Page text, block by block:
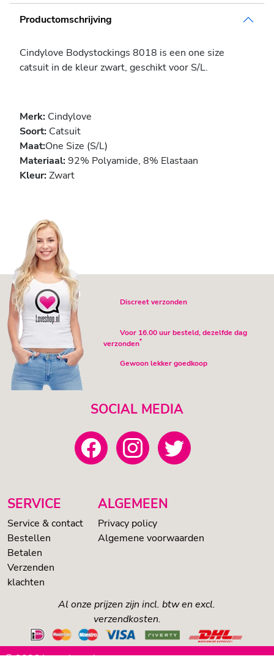
Productomschrijving
Cindylove Bodystockings 8018 is een one size
catsuit in de kleur zwart, geschikt voor S/L.
Merk: Cindylove
Soort: Catsuit
Maat:One Size (S/L)
Materiaal:92% Polyamide, 8% Elastaan
Kleur:Zwart
Al onze prijzen zijn incl. btw en excl.
verzendkosten.
Discreet verzonden
Voor 16.00 uur besteld, dezelfde dag
verzonden*
Gewoon lekker goedkoop
SOCIAL MEDIA
SERVICE
Service & contact
Bestellen
Betalen
Verzenden
klachten
ALGEMEEN
Privacy policy
Algemene voorwaarden
© 2026 Loveshop.nl